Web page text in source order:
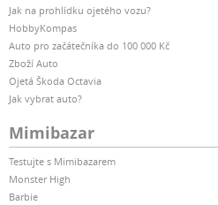
Jak na prohlídku ojetého vozu?
HobbyKompas
Auto pro začátečníka do 100 000 Kč
Zboží Auto
Ojetá Škoda Octavia
Jak vybrat auto?
Mimibazar
Testujte s Mimibazarem
Monster High
Barbie